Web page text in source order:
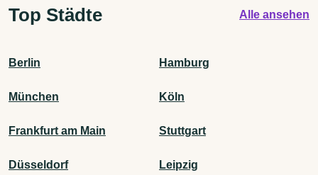
Top Städte Alle ansehen
Berlin Hamburg
München Köln
Frankfurt am Main Stuttgart
Düsseldorf Leipzig